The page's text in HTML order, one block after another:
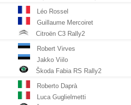
Léo Rossel
Guillaume Mercoiret
Citroën C3 Rally2
Robert Virves
Jakko Viilo
Škoda Fabia RS Rally2
Roberto Daprà
Luca Guglielmetti